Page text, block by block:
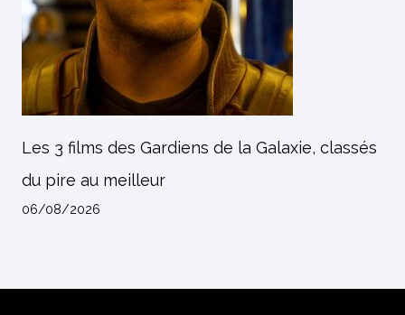
Les 3 films des Gardiens de la Galaxie, classés
du pire au meilleur
06/08/2026